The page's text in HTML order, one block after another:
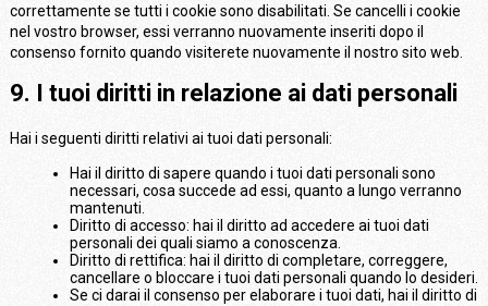
correttamente se tutti i cookie sono disabilitati. Se cancelli i cookie
nel vostro browser, essi verranno nuovamente inseriti dopo il
consenso fornito quando visiterete nuovamente il nostro sito web.
9. I tuoi diritti in relazione ai dati personali
Hai i seguenti diritti relativi ai tuoi dati personali:
Hai il diritto di sapere quando i tuoi dati personali sono
necessari, cosa succede ad essi, quanto a lungo verranno
mantenuti.
Diritto di accesso: hai il diritto ad accedere ai tuoi dati
personali dei quali siamo a conoscenza.
Diritto di rettifica: hai il diritto di completare, correggere,
cancellare o bloccare i tuoi dati personali quando lo desideri.
Se ci darai il consenso per elaborare i tuoi dati, hai il diritto di